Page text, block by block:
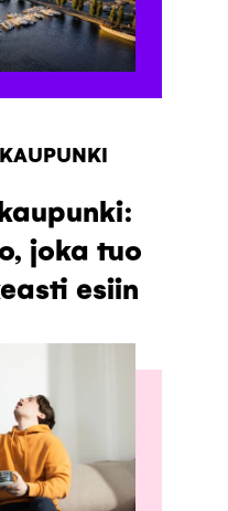
joka tuo
esiin